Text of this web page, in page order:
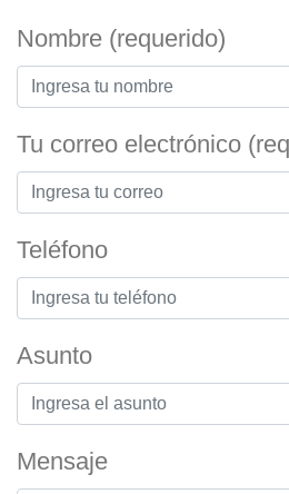
Nombre (requerido)
Tu correo electrónico
Teléfono
Asunto
Mensaje